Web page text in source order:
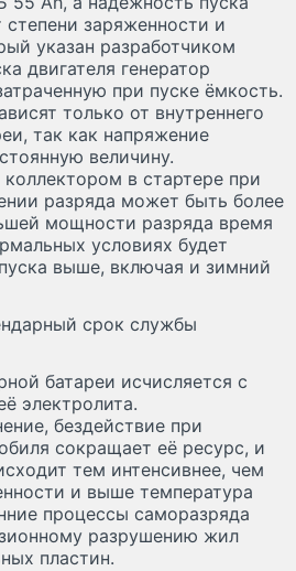
степени заряженности и
указан разработчиком
двигателя генератор
при пуске ёмкость.
только от внутреннего
так как напряжение
величину.
в стартере при
разряда может быть более
мощности разряда время
условиях будет
выше, включая и зимний
срок службы
батареи исчисляется с
электролита.
бездействие при
сокращает её ресурс, и
тем интенсивнее, чем
и выше температура
процессы саморазряда
разрушению жил
пластин.